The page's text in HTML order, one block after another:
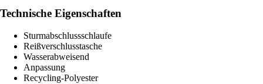
Technische Eigenschaften
Sturmabschlussschlaufe
Reißverschlusstasche
Wasserabweisend
Anpassung
Recycling-Polyester